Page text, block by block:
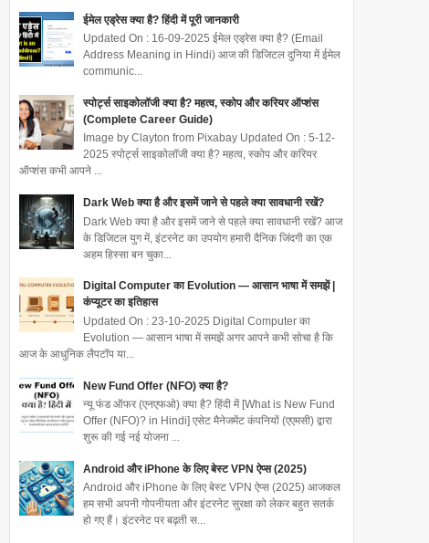
ईमेल एड्रेस क्या है? हिंदी में पूरी जानकारी
Updated On : 16-09-2025 ईमेल एड्रेस क्या है? (Email
Address Meaning in Hindi) आज की डिजिटल दुनिया में ईमेल
communic...
स्पोर्ट्स साइकोलॉजी क्या है? महत्व, स्कोप और करियर ऑप्शंस
(Complete Career Guide)
Image by Clayton from Pixabay Updated On : 5-12-
2025 स्पोर्ट्स साइकोलॉजी क्या है? महत्व, स्कोप और करियर
ऑप्शंस कभी आपने ...
Dark Web क्या है और इसमें जाने से पहले क्या सावधानी रखें?
Dark Web क्या है और इसमें जाने से पहले क्या सावधानी रखें? आज
के डिजिटल युग में, इंटरनेट का उपयोग हमारी दैनिक जिंदगी का एक
अहम हिस्सा बन चुका...
Digital Computer का Evolution — आसान भाषा में समझें |
कंप्यूटर का इतिहास
Updated On : 23-10-2025 Digital Computer का
Evolution — आसान भाषा में समझें अगर आपने कभी सोचा है कि
आज के आधुनिक लैपटॉप या...
New Fund Offer (NFO) क्या है?
न्यू फंड ऑफर (एनएफओ) क्या है? हिंदी में [What is New Fund
Offer (NFO)? in Hindi] एसेट मैनेजमेंट कंपनियों (एएमसी) द्वारा
शुरू की गई नई योजना ...
Android और iPhone के लिए बेस्ट VPN ऐप्स (2025)
Android और iPhone के लिए बेस्ट VPN ऐप्स (2025) आजकल
हम सभी अपनी गोपनीयता और इंटरनेट सुरक्षा को लेकर बहुत सतर्क
हो गए हैं। इंटरनेट पर बढ़ती स...